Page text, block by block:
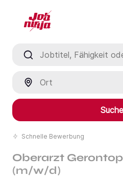
Schnelle Bewerbung
Oberarzt
(m/w/d)